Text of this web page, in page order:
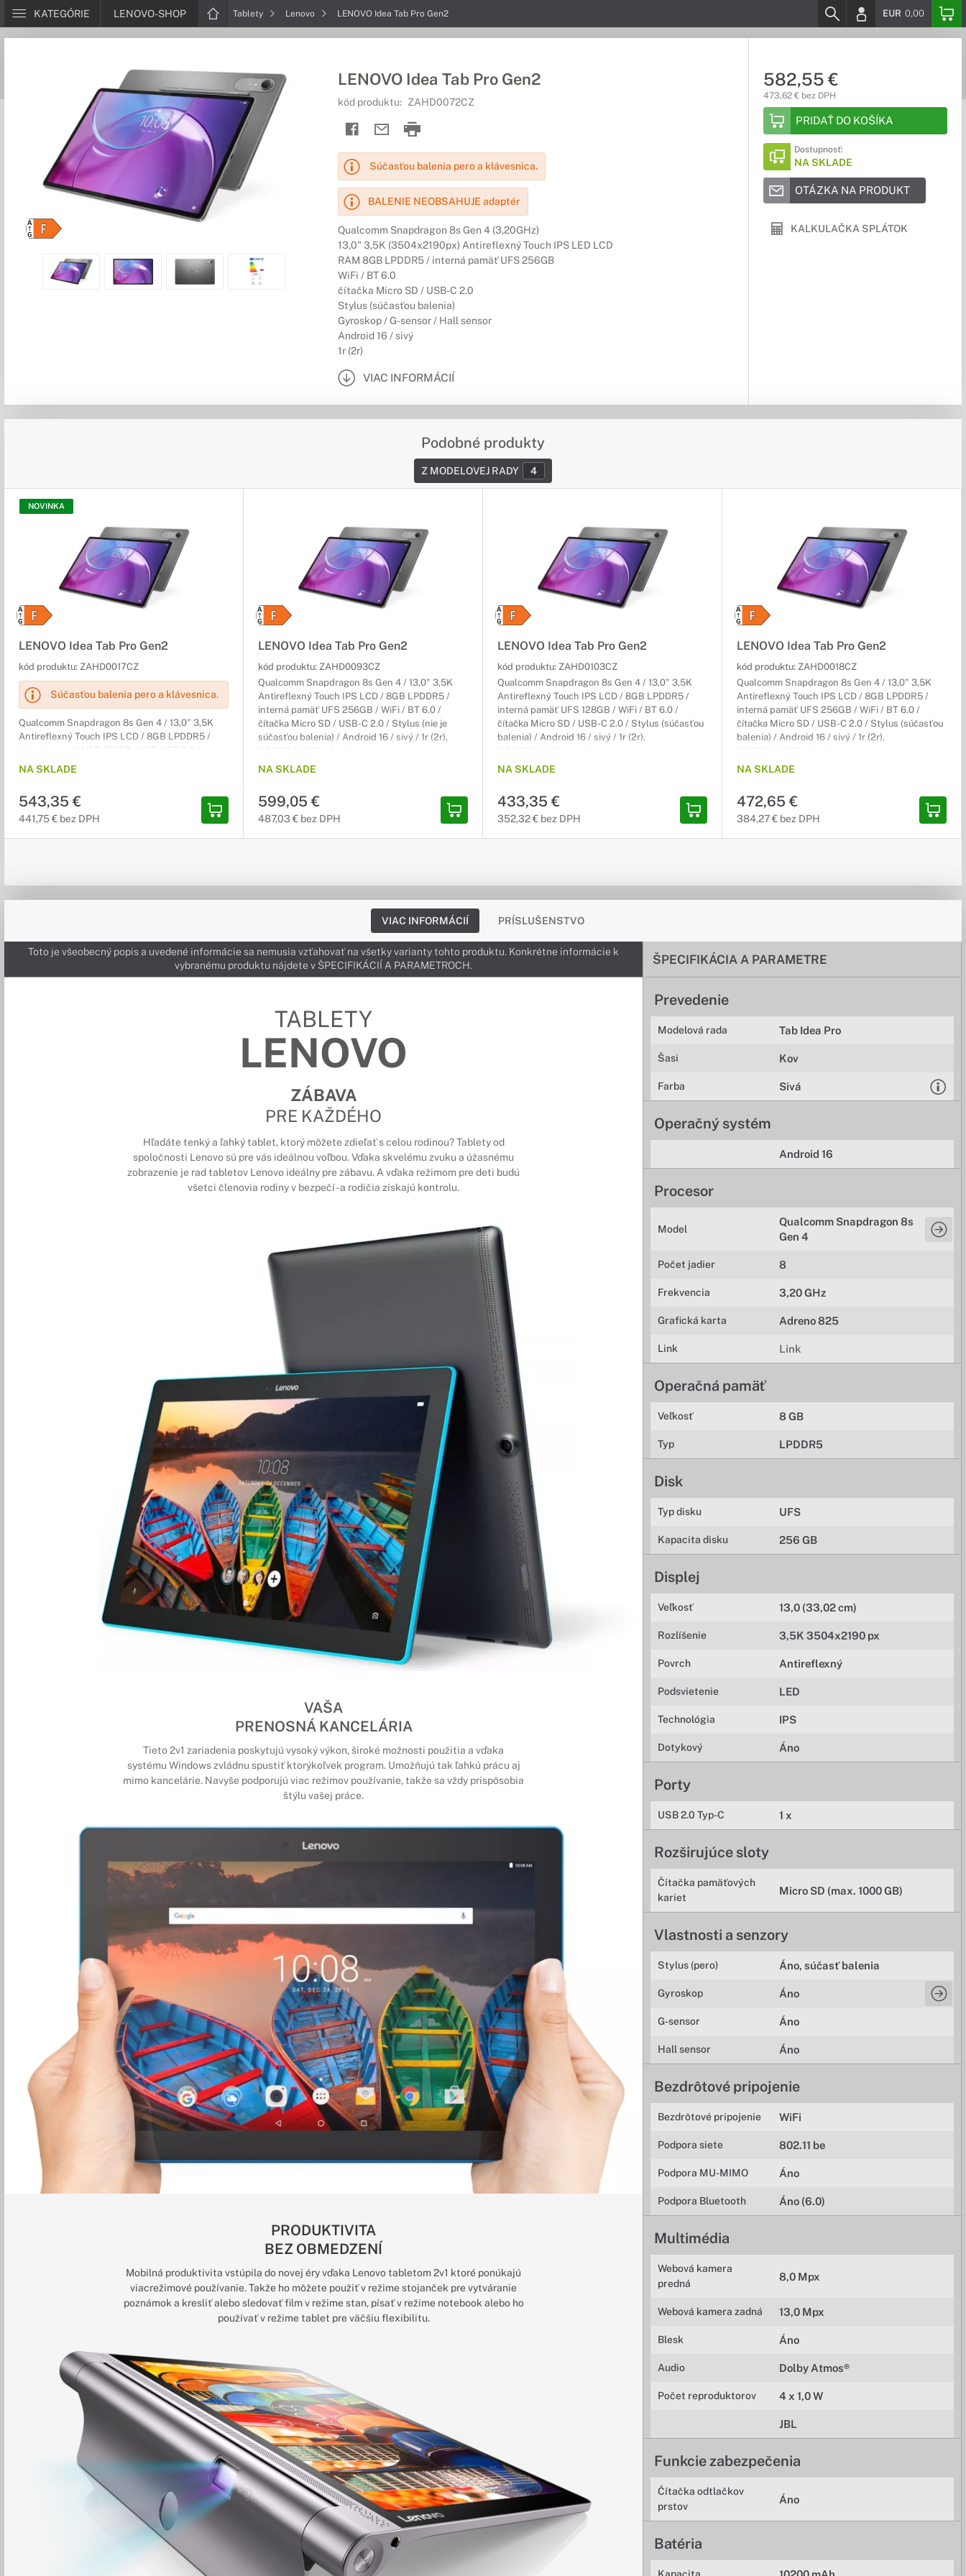
KATEGÓRIE LENOVO-SHOP Tablety Lenovo LENOVO Idea Tab Pro Gen2 EUR 0,00
LENOVO Idea Tab Pro Gen2
kód produktu: ZAHD0072CZ
Súčasťou balenia pero a klávesnica.
BALENIE NEOBSAHUJE adaptér
Qualcomm Snapdragon 8s Gen 4 (3,20GHz)
13,0" 3,5K (3504x2190px) Antireflexný Touch IPS LED LCD
RAM 8GB LPDDR5 / interná pamäť UFS 256GB
WiFi / BT 6.0
čítačka Micro SD / USB-C 2.0
Stylus (súčasťou balenia)
Gyroskop / G-sensor / Hall sensor
Android 16 / sivý
1r (2r)
VIAC INFORMÁCIÍ
582,55 €
473,62 € bez DPH
PRIDAŤ DO KOŠÍKA
Dostupnosť:
NA SKLADE
OTÁZKA NA PRODUKT
KALKULAČKA SPLÁTOK
Podobné produkty
Z MODELOVEJ RADY 4
NOVINKA
LENOVO Idea Tab Pro Gen2
kód produktu: ZAHD0017CZ
Súčasťou balenia pero a klávesnica.
Qualcomm Snapdragon 8s Gen 4 / 13,0" 3,5K
Antireflexný Touch IPS LCD / 8GB LPDDR5 /
interná pamäť UFS 128GB / WiFi / BT 6.0 /
čítačka Micro SD / USB-C 2.0 / Stylus (súčasťou
NA SKLADE
543,35 €
441,75 € bez DPH
LENOVO Idea Tab Pro Gen2
kód produktu: ZAHD0093CZ
Qualcomm Snapdragon 8s Gen 4 / 13,0" 3,5K
Antireflexný Touch IPS LCD / 8GB LPDDR5 /
interná pamäť UFS 256GB / WiFi / BT 6.0 /
čítačka Micro SD / USB-C 2.0 / Stylus (nie je
súčasťou balenia) / Android 16 / sivý / 1r (2r),
NA SKLADE
599,05 €
487,03 € bez DPH
LENOVO Idea Tab Pro Gen2
kód produktu: ZAHD0103CZ
Qualcomm Snapdragon 8s Gen 4 / 13,0" 3,5K
Antireflexný Touch IPS LCD / 8GB LPDDR5 /
interná pamäť UFS 128GB / WiFi / BT 6.0 /
čítačka Micro SD / USB-C 2.0 / Stylus (súčasťou
balenia) / Android 16 / sivý / 1r (2r),
NA SKLADE
433,35 €
352,32 € bez DPH
LENOVO Idea Tab Pro Gen2
kód produktu: ZAHD0018CZ
Qualcomm Snapdragon 8s Gen 4 / 13,0" 3,5K
Antireflexný Touch IPS LCD / 8GB LPDDR5 /
interná pamäť UFS 256GB / WiFi / BT 6.0 /
čítačka Micro SD / USB-C 2.0 / Stylus (súčasťou
balenia) / Android 16 / sivý / 1r (2r),
NA SKLADE
472,65 €
384,27 € bez DPH
VIAC INFORMÁCIÍ PRÍSLUŠENSTVO
ŠPECIFIKÁCIA A PARAMETRE
Prevedenie
Modelová rada Tab Idea Pro
Šasi Kov
Farba Sivá
Operačný systém
Android 16
Procesor
Model
Qualcomm Snapdragon 8s
Gen 4
Počet jadier 8
Frekvencia 3,20 GHz
Grafická karta Adreno 825
Link Link
Operačná pamäť
Veľkosť 8 GB
Typ LPDDR5
Disk
Typ disku UFS
Kapacita disku 256 GB
Displej
Veľkosť 13,0 (33,02 cm)
Rozlíšenie 3,5K 3504x2190 px
Povrch Antireflexný
Podsvietenie LED
Technológia IPS
Dotykový Áno
Porty
USB 2.0 Typ-C 1 x
Rozširujúce sloty
Čítačka pamäťových
kariet
Micro SD (max. 1000 GB)
Vlastnosti a senzory
Stylus (pero) Áno, súčasť balenia
Gyroskop Áno
G-sensor Áno
Hall sensor Áno
Bezdrôtové pripojenie
Bezdrôtové pripojenie WiFi
Podpora siete 802.11 be
Podpora MU-MIMO Áno
Podpora Bluetooth Áno (6.0)
Multimédia
Webová kamera
predná
8,0 Mpx
Webová kamera zadná 13,0 Mpx
Blesk Áno
Audio Dolby Atmos®
Počet reproduktorov 4 x 1,0 W
JBL
Funkcie zabezpečenia
Čítačka odtlačkov
prstov
Áno
Batéria
Toto je všeobecný popis a uvedené informácie sa nemusia vzťahovať na všetky varianty tohto produktu. Konkrétne informácie k
vybranému produktu nájdete v ŠPECIFIKÁCIÍ A PARAMETROCH.
TABLETY
LENOVO
ZÁBAVA
PRE KAŽDÉHO
Hľadáte tenký a ľahký tablet, ktorý môžete zdieľať s celou rodinou? Tablety od
spoločnosti Lenovo sú pre vás ideálnou voľbou. Vďaka skvelému zvuku a úžasnému
zobrazenie je rad tabletov Lenovo ideálny pre zábavu. A vďaka režimom pre deti budú
všetci členovia rodiny v bezpečí - a rodičia získajú kontrolu.
VAŠA
PRENOSNÁ KANCELÁRIA
Tieto 2v1 zariadenia poskytujú vysoký výkon, široké možnosti použitia a vďaka
systému Windows zvládnu spustiť ktorýkoľvek program. Umožňujú tak ľahkú prácu aj
mimo kancelárie. Navyše podporujú viac režimov používanie, takže sa vždy prispôsobia
štýlu vašej práce.
PRODUKTIVITA
BEZ OBMEDZENÍ
Mobilná produktivita vstúpila do novej éry vďaka Lenovo tabletom 2v1 ktoré ponúkajú
viacrežimové používanie. Takže ho môžete použiť v režime stojanček pre vytváranie
poznámok a kresliť alebo sledovať film v režime stan, písať v režime notebook alebo ho
používať v režime tablet pre väčšiu flexibilitu.